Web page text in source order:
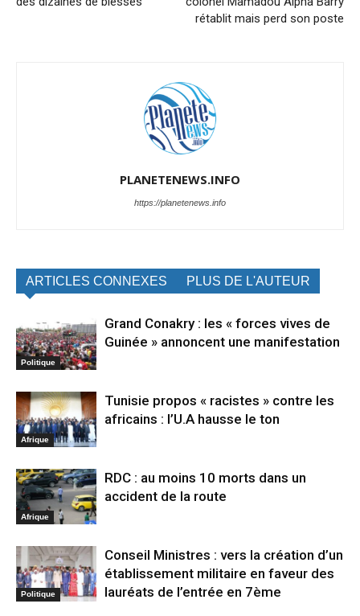
rétablit mais perd son poste
PLANETENEWS.INFO
https://planetenews.info
ARTICLES CONNEXES PLUS DE L'AUTEUR
Politique
Grand Conakry : les « forces vives de
Guinée » annoncent une manifestation
Afrique
Tunisie propos « racistes » contre les
africains : l’U.A hausse le ton
Afrique
RDC : au moins 10 morts dans un
accident de la route
Politique
Conseil Ministres : vers la création d’un
établissement militaire en faveur des
lauréats de l’entrée en 7ème